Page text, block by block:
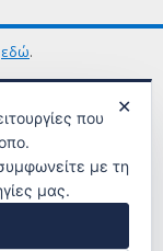
εδώ.
ΟΡΟΙ ΧΡΗΣΗΣ
✕
που
με τη
μας.